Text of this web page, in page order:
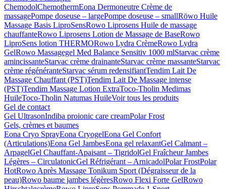
ChemodolChemothermEona Dermoneutre Crème de
massagePompe doseuse – largePompe doseuse – smallRöwo Huile
Massage Basis LiproSensRowo Liprosens Huile de massage
chauffanteRowo Liprosens Lotion de Massage de BaseRowo
LiproSens lotion THERMORowo Lydra CrèmeRowo Lydra
GelRowo Massagegel Med Balance Sensitiv 1000 mlStarvac crème
amincissanteStarvac crème drainanteStarvac crème massanteStarvac
crème régénéranteStarvac sérum redensifiantTendim Lait De
Massage Chauffant (PST)Tendim Lait De Massage intense
(PST)Tendim Massage Lotion ExtraToco-Tholin Medimas
HuileToco-Tholin Natumas HuileVoir tous les produits
Gel de contact
Gel UltrasonIndiba proionic care creamPolar Frost
Gels, crèmes et baumes
Eona Cryo SprayEona CryogelEona Gel Confort
(Articulations)Eona Gel JambesEona gel relaxantGel Calmant –
ArpagelGel Chauffant-Apaisant – TigridolGel Fraîcheur Jambes
Légères – CirculatonicGel Réfrigérant – ArnicadolPolar FrostPolar
HotRowo Après Massage Tonikum Sport (Dégraisseur de la
peau)Rowo baume jambes légèresRowo Flexi Forte GelRowo